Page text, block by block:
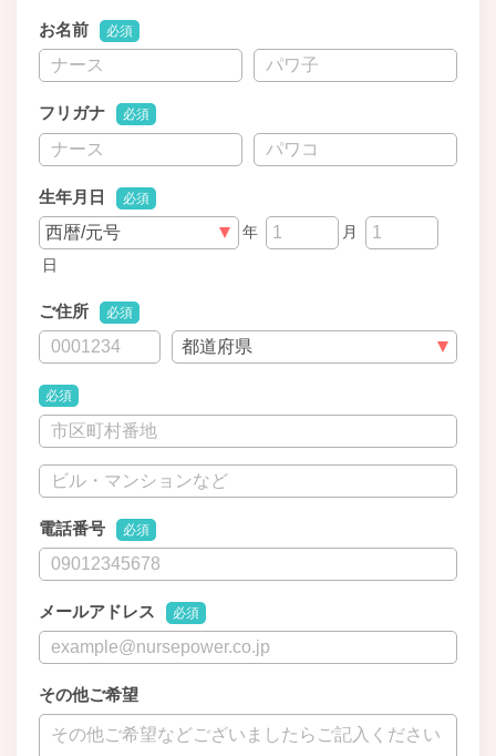
お名前 必須
フリガナ 必須
生年月日 必須
年
月
日
ご住所 必須
必須
電話番号 必須
メールアドレス 必須
その他ご希望